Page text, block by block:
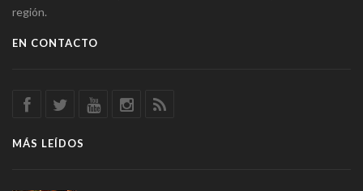
región.
EN CONTACTO
MÁS LEÍDOS